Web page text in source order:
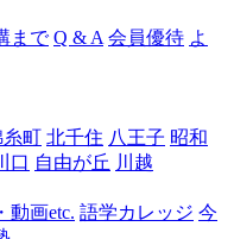
まで Q & A 会員優待 よ
糸町 北千住 八王子 昭和
口 自由が丘 川越
動画etc. 語学カレッジ 今